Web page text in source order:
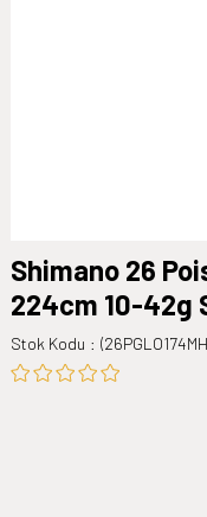
Shimano 26
224cm 10-42g
Stok Kodu